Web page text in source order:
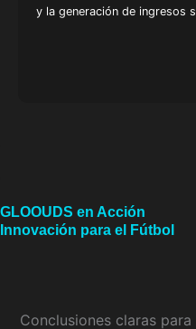
y la generación de ingresos
GLOOUDS en Acción
Innovación para el Fútbol
Conclusiones claras